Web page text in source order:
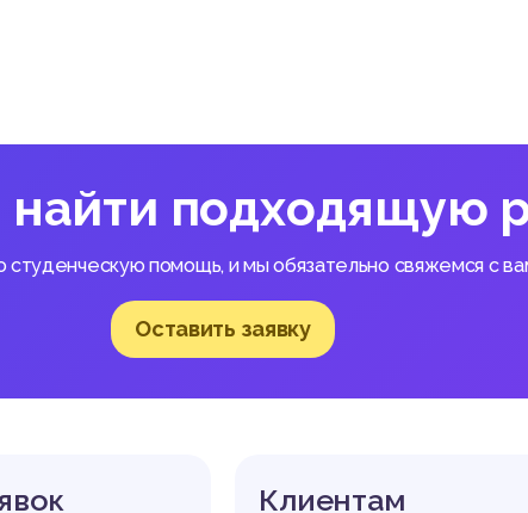
найти подходящую
студенческую помощь, и мы обязательно свяжемся с
Оставить заявку
Клиентам